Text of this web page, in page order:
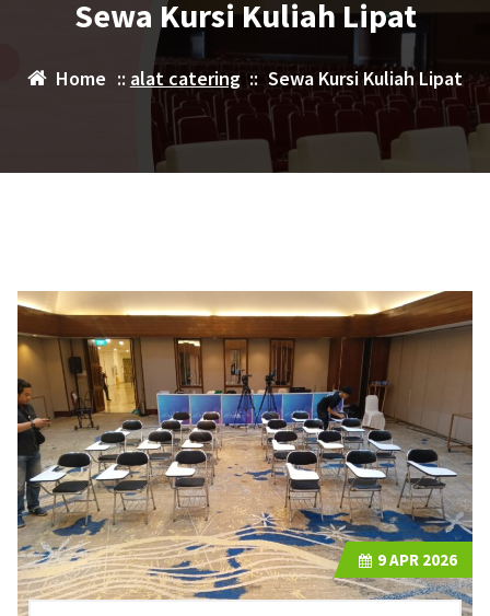
Sewa Kursi Kuliah Lipat
Home :: alat catering:: Sewa Kursi Kuliah Lipat
9APR 2026